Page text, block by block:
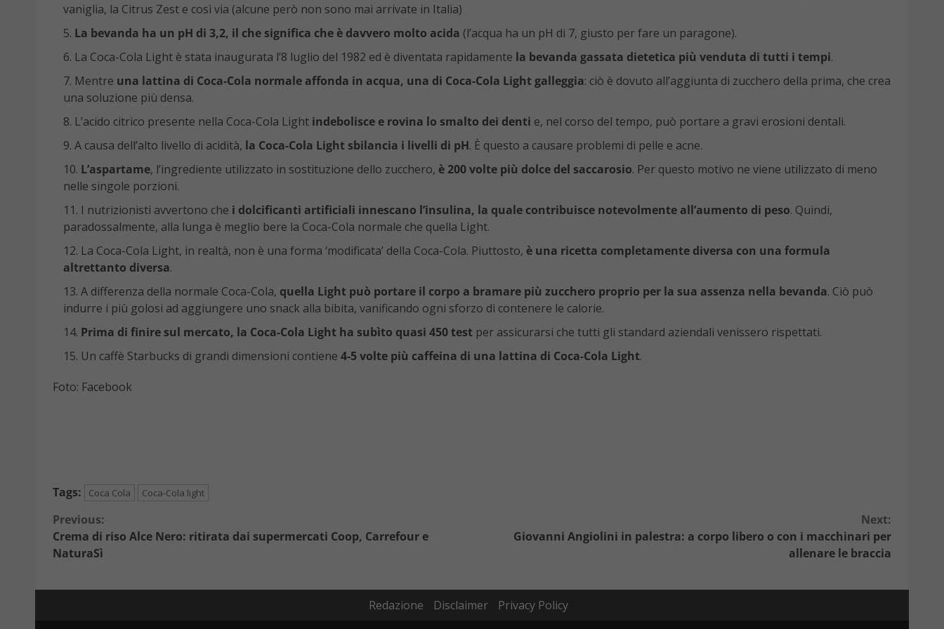
vaniglia, la Citrus Zest e così via (alcune però non sono mai arrivate in Italia)
La bevanda ha un pH di 3,2, il che significa che è davvero molto acida (l’acqua ha un pH di 7, giusto per fare un paragone).
La Coca-Cola Light è stata inaugurata l’8 luglio del 1982 ed è diventata rapidamente la bevanda gassata dietetica più venduta di tutti i tempi.
Mentre una lattina di Coca-Cola normale affonda in acqua, una di Coca-Cola Light galleggia: ciò è dovuto all’aggiunta di zucchero della prima, che crea
una soluzione più densa.
L’acido citrico presente nella Coca-Cola Light indebolisce e rovina lo smalto dei denti e, nel corso del tempo, può portare a gravi erosioni dentali.
A causa dell’alto livello di acidità, la Coca-Cola Light sbilancia i livelli di pH. È questo a causare problemi di pelle e acne.
L’aspartame, l’ingrediente utilizzato in sostituzione dello zucchero, è 200 volte più dolce del saccarosio. Per questo motivo ne viene utilizzato di meno
nelle singole porzioni.
I nutrizionisti avvertono che i dolcificanti artificiali innescano l’insulina, la quale contribuisce notevolmente all’aumento di peso. Quindi,
paradossalmente, alla lunga è meglio bere la Coca-Cola normale che quella Light.
La Coca-Cola Light, in realtà, non è una forma ‘modificata’ della Coca-Cola. Piuttosto, è una ricetta completamente diversa con una formula
altrettanto diversa.
A differenza della normale Coca-Cola, quella Light può portare il corpo a bramare più zucchero proprio per la sua assenza nella bevanda. Ciò può
indurre i più golosi ad aggiungere uno snack alla bibita, vanificando ogni sforzo di contenere le calorie.
Prima di finire sul mercato, la Coca-Cola Light ha subìto quasi 450 test per assicurarsi che tutti gli standard aziendali venissero rispettati.
Un caffè Starbucks di grandi dimensioni contiene 4-5 volte più caffeina di una lattina di Coca-Cola Light.
Foto: Facebook
Tags: Coca Cola Coca-Cola light
Continue
Reading
Previous:
Crema di riso Alce Nero: ritirata dai supermercati Coop, Carrefour e
NaturaSì
Next:
Giovanni Angiolini in palestra: a corpo libero o con i macchinari per
allenare le braccia
Redazione Disclaimer
Privacy Policy